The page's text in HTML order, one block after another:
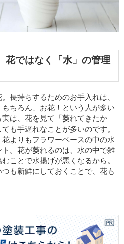
花ではなく「水」の管理
長持ちするためのお手入れは、
ちろん、お花！という人が多い
は、花を見て「萎れてきたか
も手遅れなことが多いのです。
よりもフラワーベースの中の水
。花が萎れるのは、水の中で雑
ことで水揚げが悪くなるから。
も新鮮にしておくことで、花も